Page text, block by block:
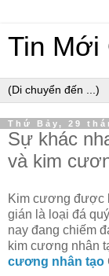
Tin Mới
Thứ Bảy, 29
Sự khác
và kim
Kim cương được
gián là loại đá
nay đang chiếm
kim cương nhân
cương nhân tạo